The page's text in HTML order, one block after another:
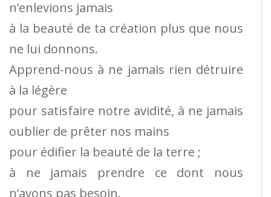
n’enlevions jamais
à la beauté de ta création plus que nous
ne lui donnons.
Apprend-nous à ne jamais rien détruire
à la légère
pour satisfaire notre avidité, à ne jamais
oublier de prêter nos mains
pour édifier la beauté de la terre ;
à ne jamais prendre ce dont nous
n’avons pas besoin.